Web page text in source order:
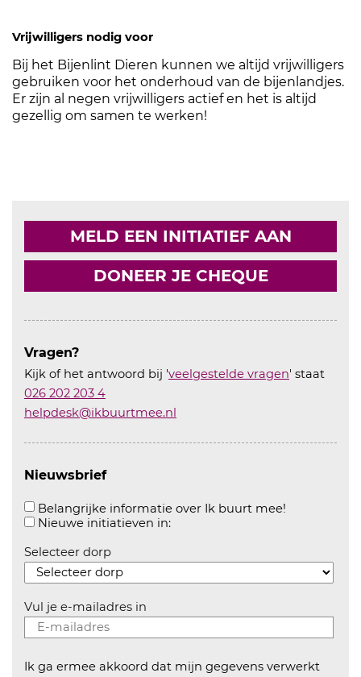
Vrijwilligers nodig voor
Bij het Bijenlint Dieren kunnen we altijd vrijwilligers
gebruiken voor het onderhoud van de bijenlandjes.
Er zijn al negen vrijwilligers actief en het is altijd
gezellig om samen te werken!
MELD EEN INITIATIEF AAN
DONEER JE CHEQUE
Vragen?
Kijk of het antwoord bij 'veelgestelde vragen' staat
026 202 203 4
helpdesk@ikbuurtmee.nl
Nieuwsbrief
Belangrijke informatie over Ik buurt mee!
Nieuwe initiatieven in:Aanvinken om informatie over
Selecteer dorp
Vul je e-mailadres in
Ik ga ermee akkoord dat mijn gegevens verwerkt